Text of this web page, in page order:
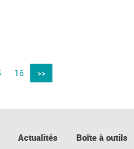
16 >>
Actualités Boîte à outils